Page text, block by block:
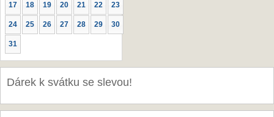
17 18 19 20 21 22 23
24 25 26 27 28 29 30
31
Dárek k svátku se slevou!